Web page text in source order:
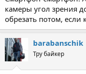
камеры угол зрения
обрезать потом, если
barabanschik
Тру байкер